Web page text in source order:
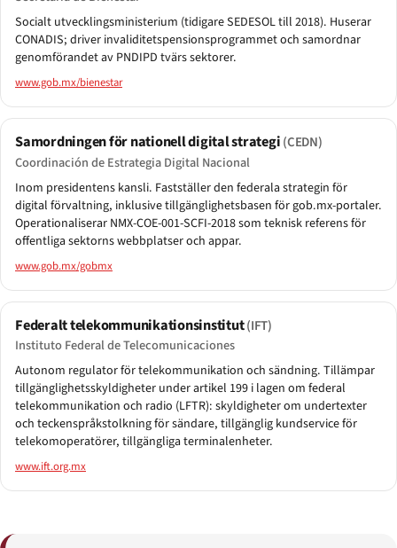
Socialt utvecklingsministerium (tidigare SEDESOL till 2018). Huserar
CONADIS; driver invaliditetspensionsprogrammet och samordnar
genomförandet av PNDIPD tvärs sektorer.
www.gob.mx/bienestar
Samordningen för nationell digital strategi(CEDN)
Coordinación de Estrategia Digital Nacional
Inom presidentens kansli. Fastställer den federala strategin för
digital förvaltning, inklusive tillgänglighetsbasen för gob.mx-portaler.
Operationaliserar NMX-COE-001-SCFI-2018 som teknisk referens för
offentliga sektorns webbplatser och appar.
www.gob.mx/gobmx
Federalt telekommunikationsinstitut(IFT)
Instituto Federal de Telecomunicaciones
Autonom regulator för telekommunikation och sändning. Tillämpar
tillgänglighetsskyldigheter under artikel 199 i lagen om federal
telekommunikation och radio (LFTR): skyldigheter om undertexter
och teckenspråkstolkning för sändare, tillgänglig kundservice för
telekomoperatörer, tillgängliga terminalenheter.
www.ift.org.mx